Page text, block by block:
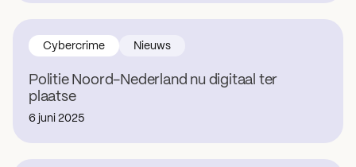
Politie Noord-Nederland nu digitaal ter
plaatse
Cybercrime Nieuws
6 juni 2025